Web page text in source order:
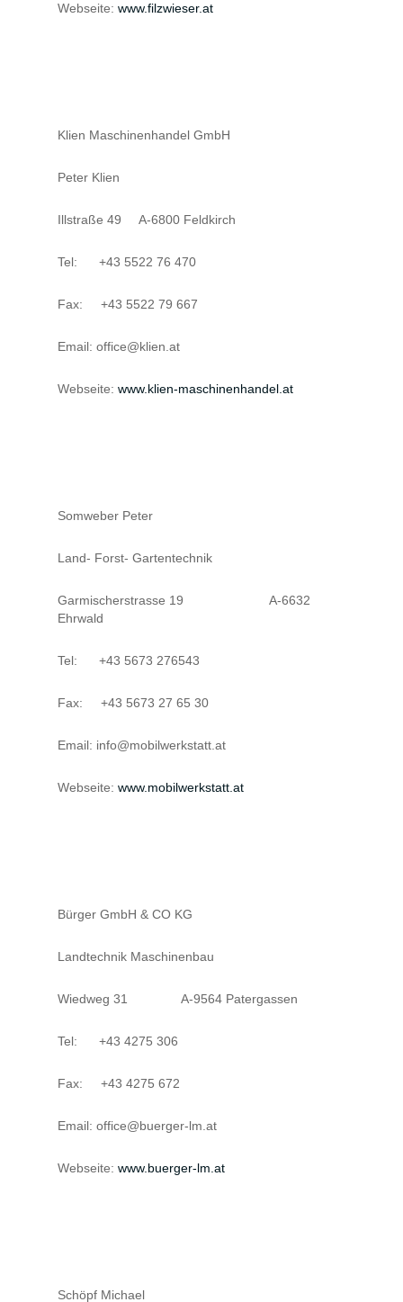
Webseite: www.filzwieser.at
Klien Maschinenhandel GmbH
Peter Klien
Illstraße 49 A-6800 Feldkirch
Tel: +43 5522 76 470
Fax: +43 5522 79 667
Email: office@klien.at
Webseite: www.klien-maschinenhandel.at
Somweber Peter
Land- Forst- Gartentechnik
Garmischerstrasse 19 A-6632
Ehrwald
Tel: +43 5673 276543
Fax: +43 5673 27 65 30
Email: info@mobilwerkstatt.at
Webseite: www.mobilwerkstatt.at
Bürger GmbH & CO KG
Landtechnik Maschinenbau
Wiedweg 31 A-9564 Patergassen
Tel: +43 4275 306
Fax: +43 4275 672
Email: office@buerger-lm.at
Webseite: www.buerger-lm.at
Schöpf Michael